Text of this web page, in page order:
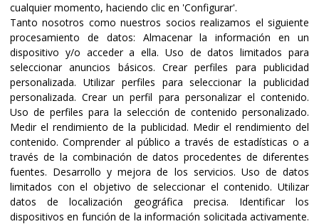
Certificaciones y acreditaciones
cualquier momento, haciendo clic en 'Configurar'.
Tanto nosotros como nuestros socios realizamos el siguiente
procesamiento de datos: Almacenar la información en un
dispositivo y/o acceder a ella. Uso de datos limitados para
seleccionar anuncios básicos.Crear perfiles para publicidad
personalizada. Utilizar perfiles para seleccionar la publicidad
personalizada.Crear un perfil para personalizar el contenido.
Uso de perfiles para la selección de contenido personalizado.
Medir el rendimiento de la publicidad. Medir el rendimiento del
contenido.Comprender al público a través de estadísticas o a
través de la combinación de datos procedentes de diferentes
fuentes. Desarrollo y mejora de los servicios. Uso de datos
limitados con el objetivo de seleccionar el contenido. Utilizar
datos de localización geográfica precisa. Identificar los
dispositivos en función de la información solicitada activamente.